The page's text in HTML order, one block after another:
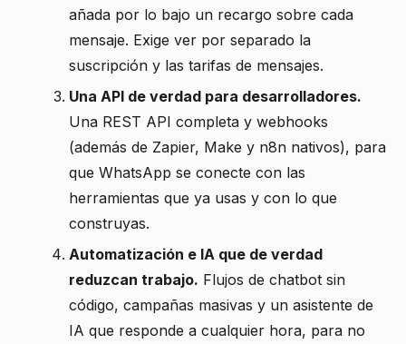
añada por lo bajo un recargo sobre cada
mensaje. Exige ver por separado la
suscripción y las tarifas de mensajes.
Una API de verdad para desarrolladores.
Una REST API completa y webhooks
(además de Zapier, Make y n8n nativos), para
que WhatsApp se conecte con las
herramientas que ya usas y con lo que
construyas.
Automatización e IA que de verdad
reduzcan trabajo. Flujos de chatbot sin
código, campañas masivas y un asistente de
IA que responde a cualquier hora, para no